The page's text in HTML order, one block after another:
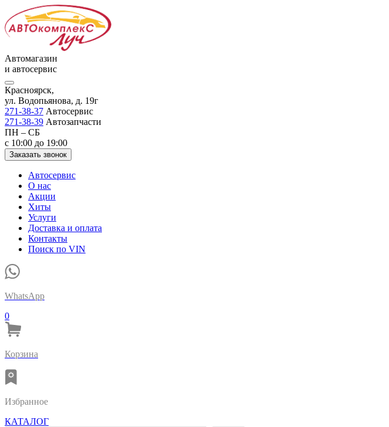
Автомагазин
и автосервис
Красноярск,
ул. Водопьянова, д. 19г
271-38-37 Автосервис
271-38-39 Автозапчасти
ПН – СБ
с 10:00 до 19:00
Заказать звонок
Автосервис
О нас
Акции
Хиты
Услуги
Доставка и оплата
Контакты
Поиск по VIN
WhatsApp
0
Корзина
Избранное
КАТАЛОГ